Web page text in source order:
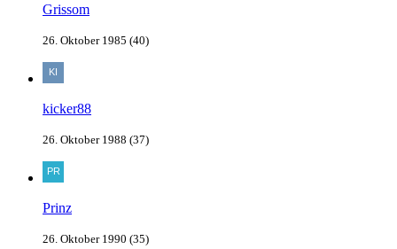
Grissom
26. Oktober 1985 (40)
kicker88
26. Oktober 1988 (37)
Prinz
26. Oktober 1990 (35)